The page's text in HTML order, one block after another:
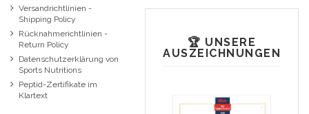
Versandrichtlinien -
Shipping Policy
Rücknahmerichtlinien -
Return Policy
Datenschutzerklärung von
Sports Nutritions
Peptid-Zertifikate im
Klartext
🏆 UNSERE
AUSZEICHNUNGEN